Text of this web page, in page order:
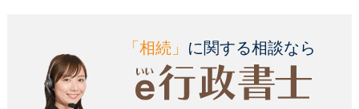
電話相談可 土日相談可 初回相談無料
18時以降相談可 事務所面談可
「相続」 に関する相談なら